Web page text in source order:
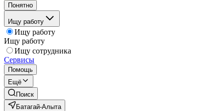
Понятно
Ищу работу
Ищу работу
Ищу работу
Ищу сотрудника
Сервисы
Помощь
Ещё
Поиск
Батагай-Алыта